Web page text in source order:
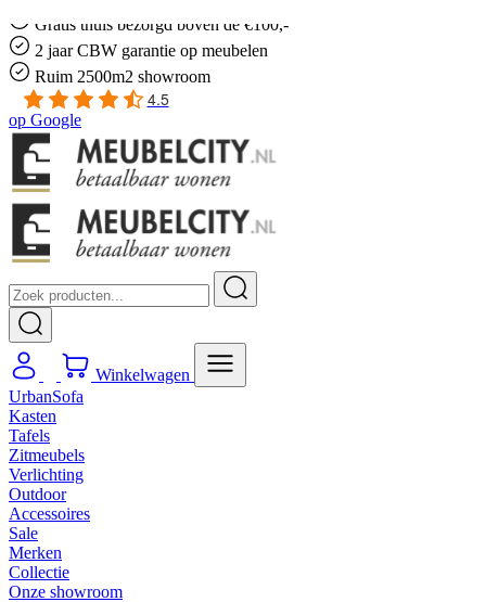
Gratis thuis bezorgd boven de €100,-
2 jaar CBW garantie op meubelen
Ruim 2500m2 showroom
4.5
op Google
Winkelwagen
UrbanSofa
Kasten
Tafels
Zitmeubels
Verlichting
Outdoor
Accessoires
Sale
Merken
Collectie
Onze showroom